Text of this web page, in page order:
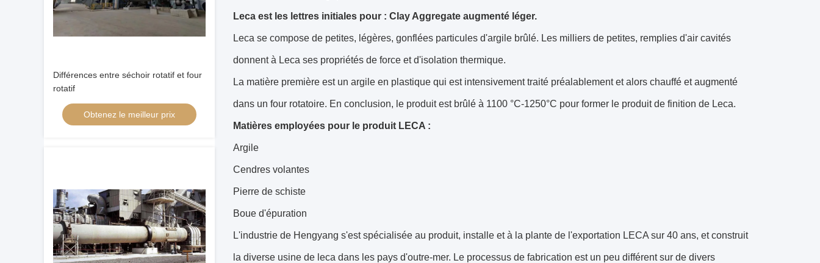
Différences entre séchoir rotatif et four
rotatif
Obtenez le meilleur prix
Leca est les lettres initiales pour : Clay Aggregate augmenté léger.
Leca se compose de petites, légères, gonflées particules d'argile brûlé. Les milliers de petites, remplies d'air cavités
donnent à Leca ses propriétés de force et d'isolation thermique.
La matière première est un argile en plastique qui est intensivement traité préalablement et alors chauffé et augmenté
dans un four rotatoire. En conclusion, le produit est brûlé à 1100 °C-1250°C pour former le produit de finition de Leca.
Matières employées pour le produit LECA :
Argile
Cendres volantes
Pierre de schiste
Boue d'épuration
L'industrie de Hengyang s'est spécialisée au produit, installe et à la plante de l'exportation LECA sur 40 ans, et construit
la diverse usine de leca dans les pays d'outre-mer. Le processus de fabrication est un peu différent sur de divers